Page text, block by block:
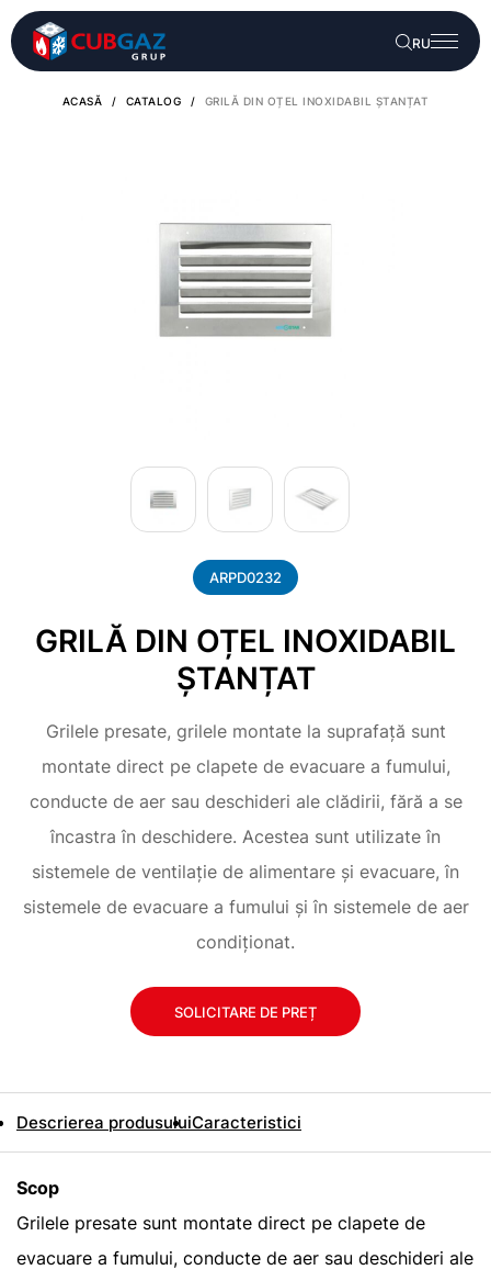
RU
ACASĂ / CATALOG / GRILĂ DIN OȚEL INOXIDABIL ȘTANȚAT
ARPD0232
GRILĂ DIN OȚEL INOXIDABIL
ȘTANȚAT
Grilele presate, grilele montate la suprafață sunt
montate direct pe clapete de evacuare a fumului,
conducte de aer sau deschideri ale clădirii, fără a se
încastra în deschidere. Acestea sunt utilizate în
sistemele de ventilație de alimentare și evacuare, în
sistemele de evacuare a fumului și în sistemele de aer
condiționat.
SOLICITARE DE PREȚ
Descrierea produsuluiCaracteristici
Scop
Grilele presate sunt montate direct pe clapete de
evacuare a fumului, conducte de aer sau deschideri ale